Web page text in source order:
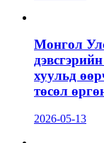
Монгол
хуульд
төсөл
2026-05-13